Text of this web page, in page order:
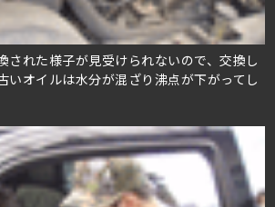
された様子が見受けられないので、交換し
いオイルは水分が混ざり沸点が下がってし